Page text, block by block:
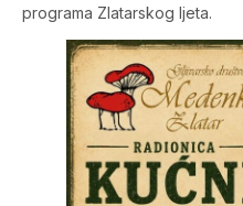
programa Zlatarskog ljeta.